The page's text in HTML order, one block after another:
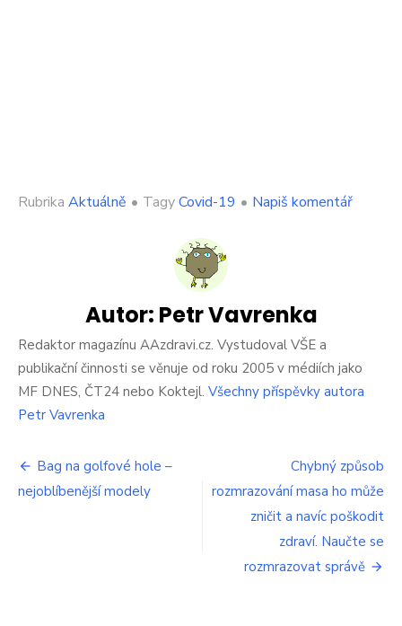
Rubrika Aktuálně • TagyCovid-19 • Napiš komentářon
vypadají
než
a
to
i
u
Autor: Petr Vavrenka
Redaktor magazínu AAzdravi.cz. Vystudoval VŠE a
publikační činnosti se věnuje od roku 2005 v médiích jako
MF DNES, ČT24 nebo Koktejl. Všechny příspěvky autora
Petr Vavrenka
Navigace
pro
Bag na golfové hole –
nejoblíbenější modely
Chybný způsob
rozmrazování masa ho může
zničit a navíc poškodit
zdraví. Naučte se
rozmrazovat správě